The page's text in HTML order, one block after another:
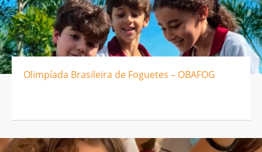
Olimpíada Brasileira de Foguetes – OBAFOG